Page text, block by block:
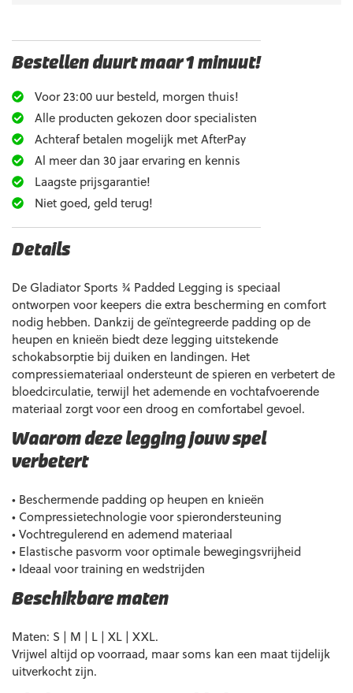
Bestellen duurt maar 1 minuut!
Voor 23:00 uur besteld, morgen thuis!
Alle producten gekozen door specialisten
Achteraf betalen mogelijk met AfterPay
Al meer dan 30 jaar ervaring en kennis
Laagste prijsgarantie!
Niet goed, geld terug!
Details
De Gladiator Sports ¾ Padded Legging is speciaal
ontworpen voor keepers die extra bescherming en comfort
nodig hebben. Dankzij de geïntegreerde padding op de
heupen en knieën biedt deze legging uitstekende
schokabsorptie bij duiken en landingen. Het
compressiemateriaal ondersteunt de spieren en verbetert de
bloedcirculatie, terwijl het ademende en vochtafvoerende
materiaal zorgt voor een droog en comfortabel gevoel.
Waarom deze legging jouw spel
verbetert
• Beschermende padding op heupen en knieën
• Compressietechnologie voor spierondersteuning
• Vochtregulerend en ademend materiaal
• Elastische pasvorm voor optimale bewegingsvrijheid
• Ideaal voor training en wedstrijden
Beschikbare maten
Maten: S | M | L | XL | XXL.
Vrijwel altijd op voorraad, maar soms kan een maat tijdelijk
uitverkocht zijn.